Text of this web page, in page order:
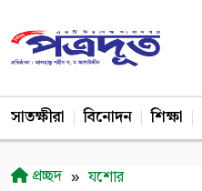
সাতক্ষীরা বিনোদন শিক্ষা
প্রচ্ছদ যশোর